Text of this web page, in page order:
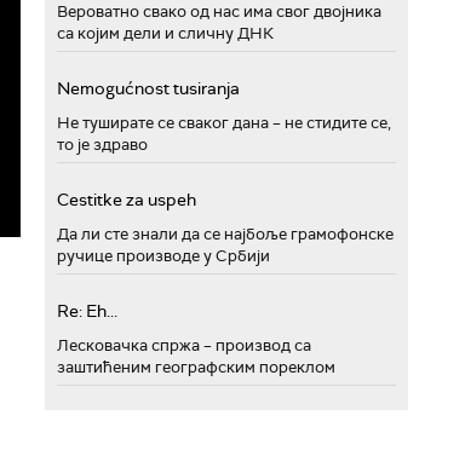
Вероватно свако од нас има свог двојника
са којим дели и сличну ДНК
Nemogućnost tusiranja
Не туширате се сваког дана – не стидите се,
то је здраво
Cestitke za uspeh
Да ли сте знали да се најбоље грамофонске
ручице производе у Србији
Re: Eh...
Лесковачка спржа – производ са
заштићеним географским пореклом